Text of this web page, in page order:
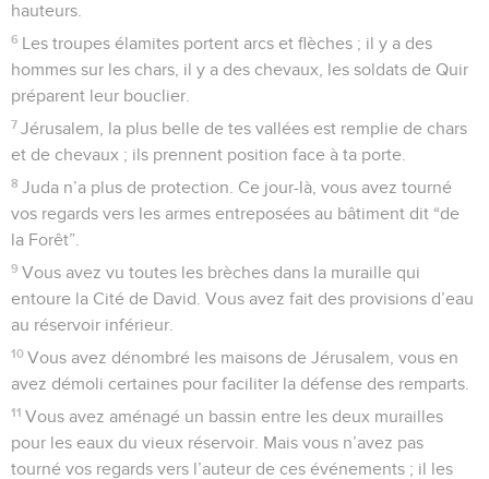
hauteurs.
6 Les troupes élamites portent arcs et flèches ; il y a des
hommes sur les chars, il y a des chevaux, les soldats de Quir
préparent leur bouclier.
7 Jérusalem, la plus belle de tes vallées est remplie de chars
et de chevaux ; ils prennent position face à ta porte.
8 Juda n’a plus de protection. Ce jour-là, vous avez tourné
vos regards vers les armes entreposées au bâtiment dit “de
la Forêt”.
9 Vous avez vu toutes les brèches dans la muraille qui
entoure la Cité de David. Vous avez fait des provisions d’eau
au réservoir inférieur.
10 Vous avez dénombré les maisons de Jérusalem, vous en
avez démoli certaines pour faciliter la défense des remparts.
11 Vous avez aménagé un bassin entre les deux murailles
pour les eaux du vieux réservoir. Mais vous n’avez pas
tourné vos regards vers l’auteur de ces événements ; il les